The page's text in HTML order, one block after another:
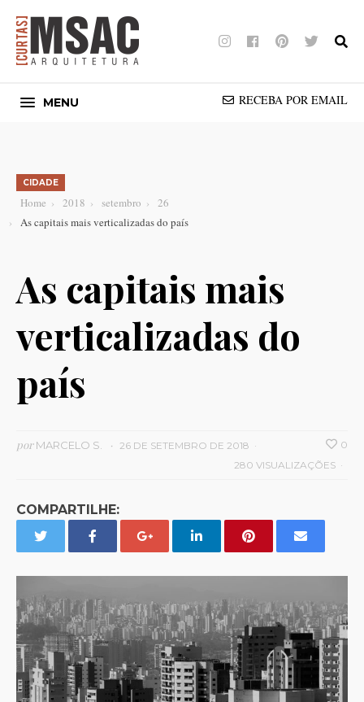
InstagramFacebook
PinterestTwitter
MENU RECEBA POR EMAIL
CIDADE
Home 2018 setembro
26
As capitais mais verticalizadas do país
As capitais mais
verticalizadas do
país
porMARCELO S. 26 DE SETEMBRO DE 2018
0
280 VISUALIZAÇÕES
COMPARTILHE: